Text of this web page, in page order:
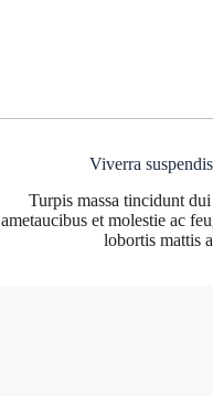
Viverra
Turpis massa tincidunt
ametaucibus et molestie ac
lobortis mattis